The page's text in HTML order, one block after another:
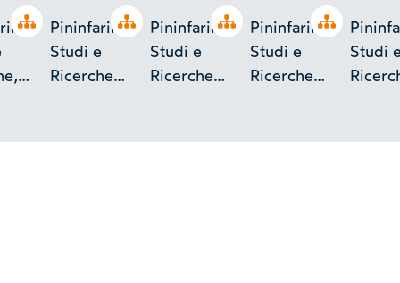
Open tree Open tree
Pininfarina,
Studi e
Ricerche
geognostiche
Open tree
Pininfarina,
Studi e
Ricerche
Recchi
Open tree
Pininfarina,
Studi e
Ricerche
Recchi
Studi